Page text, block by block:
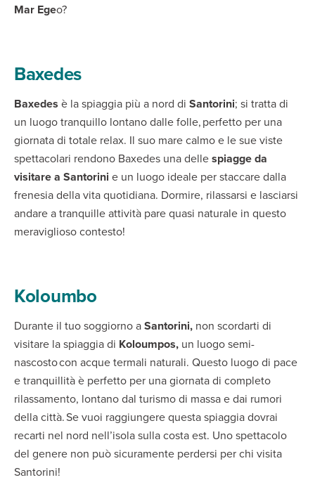
Mar Egeo?
Baxedes
Baxedes è la spiaggia più a nord di Santorini; si tratta di
un luogo tranquillo lontano dalle folle, perfetto per una
giornata di totale relax. Il suo mare calmo e le sue viste
spettacolari rendono Baxedes una dellespiagge da
visitare a Santorini e un luogo ideale per staccare dalla
frenesia della vita quotidiana. Dormire, rilassarsi e lasciarsi
andare a tranquille attività pare quasi naturale in questo
meraviglioso contesto!
Koloumbo
Durante il tuo soggiorno aSantorini, non scordarti di
visitare la spiaggia di Koloumpos, un luogo semi-
nascosto con acque termali naturali. Questo luogo di pace
e tranquillità è perfetto per una giornata di completo
rilassamento, lontano dal turismo di massa e dai rumori
della città. Se vuoi raggiungere questa spiaggia dovrai
recarti nel nord nell’isola sulla costa est. Uno spettacolo
del genere non può sicuramente perdersi per chi visita
Santorini!